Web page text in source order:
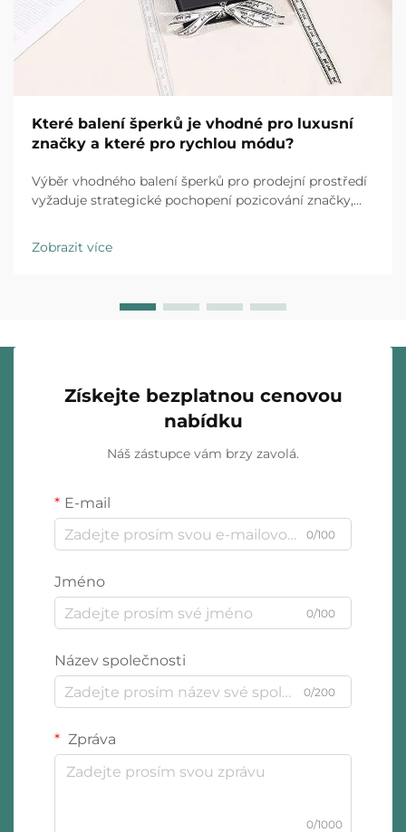
Které balení šperků je vhodné pro luxusní
značky a které pro rychlou módu?
Výběr vhodného balení šperků pro prodejní prostředí
vyžaduje strategické pochopení pozicování značky,
značky i obchodní řetězce specializující se na rychlou
módu působí v zásadně odlišných...
Zobrazit více
Získejte bezplatnou cenovou
nabídku
Náš zástupce vám brzy zavolá.
E-mail
0/100
Jméno
0/100
Název společnosti
0/200
Zpráva
0/1000